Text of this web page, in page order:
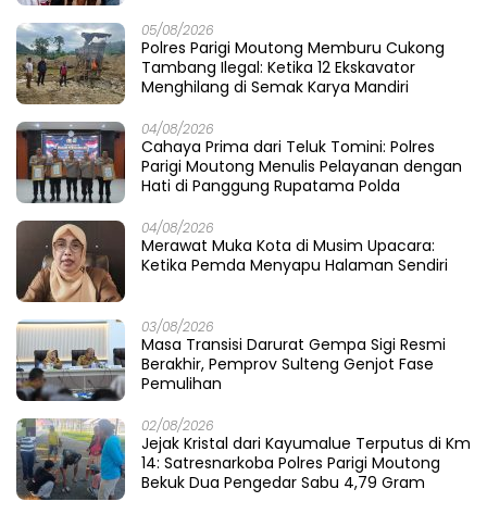
05/08/2026
Polres Parigi Moutong Memburu Cukong
Tambang Ilegal: Ketika 12 Ekskavator
Menghilang di Semak Karya Mandiri
04/08/2026
Cahaya Prima dari Teluk Tomini: Polres
Parigi Moutong Menulis Pelayanan dengan
Hati di Panggung Rupatama Polda
04/08/2026
Merawat Muka Kota di Musim Upacara:
Ketika Pemda Menyapu Halaman Sendiri
03/08/2026
Masa Transisi Darurat Gempa Sigi Resmi
Berakhir, Pemprov Sulteng Genjot Fase
Pemulihan
02/08/2026
Jejak Kristal dari Kayumalue Terputus di Km
14: Satresnarkoba Polres Parigi Moutong
Bekuk Dua Pengedar Sabu 4,79 Gram